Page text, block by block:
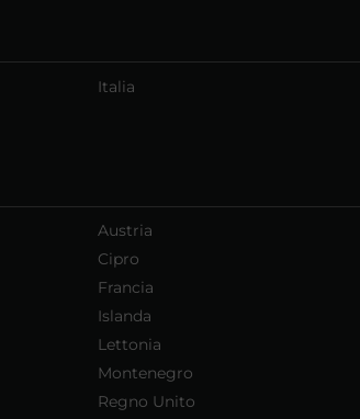
Italia
Austria
Cipro
Francia
Islanda
Lettonia
Montenegro
Regno Unito